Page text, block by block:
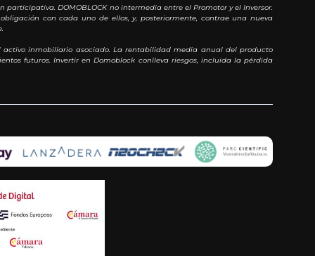
DOMOBLOCK no intermedia entre el Promotor y el Inversor.
con cada uno de ellos, y, posteriormente, contrae una nueva
activo inmobiliario asociado. La rentabilidad media anual del producto
futuros. Invertir en Domoblock conlleva riesgos, incluida la pérdida